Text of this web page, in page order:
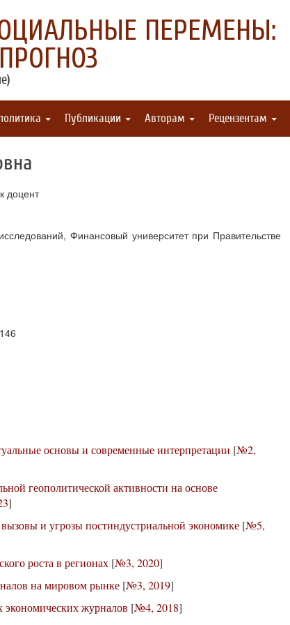
ПЕРЕМЕНЫ:
Публикации Авторам Рецензентам
доцент
Финансовый университет при Правительстве
основы и современные интерпретации [№2,
геополитической активности на основе
]
и угрозы постиндустриальной экономике [№5,
роста в регионах [№3, 2020]
на мировом рынке [№3, 2019]
журналов [№4, 2018]